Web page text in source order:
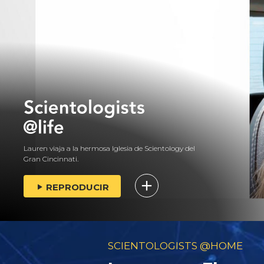
Lauren viaja a la hermosa Iglesia de Scientology del
Gran Cincinnati.
REPRODUCIR
SCIENTOLOGISTS @HOME